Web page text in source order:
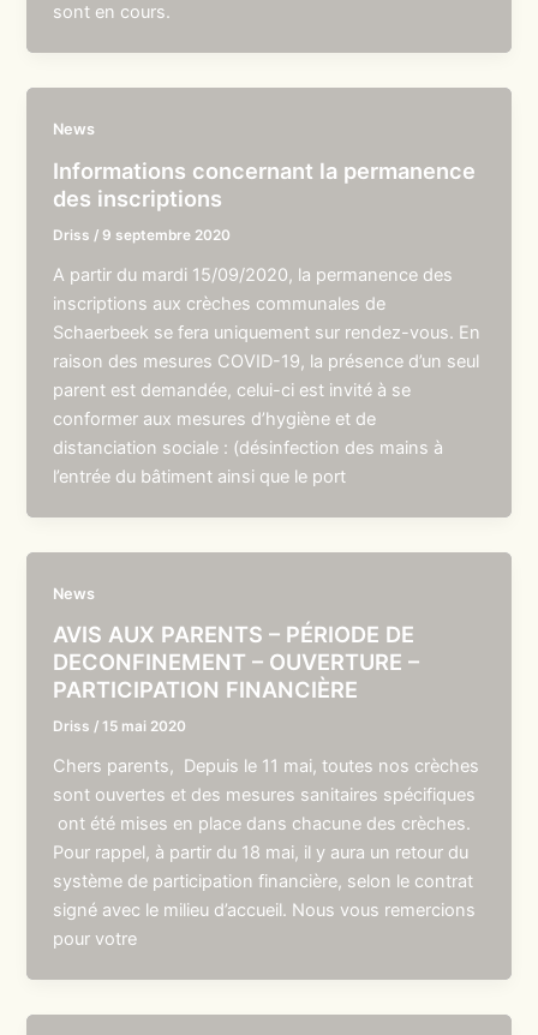
sont en cours.
News
Informations concernant la permanence
des inscriptions
Driss / 9 septembre 2020
A partir du mardi 15/09/2020, la permanence des
inscriptions aux crèches communales de
Schaerbeek se fera uniquement sur rendez-vous. En
raison des mesures COVID-19, la présence d’un seul
parent est demandée, celui-ci est invité à se
conformer aux mesures d’hygiène et de
distanciation sociale : (désinfection des mains à
l’entrée du bâtiment ainsi que le port
News
AVIS AUX PARENTS – PÉRIODE DE
DECONFINEMENT – OUVERTURE –
PARTICIPATION FINANCIÈRE
Driss /15 mai 2020
Chers parents, Depuis le 11 mai, toutes nos crèches
sont ouvertes et des mesures sanitaires spécifiques
ont été mises en place dans chacune des crèches.
Pour rappel, à partir du 18 mai, il y aura un retour du
système de participation financière, selon le contrat
signé avec le milieu d’accueil. Nous vous remercions
pour votre